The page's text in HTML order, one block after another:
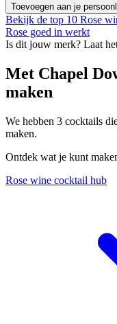
Toevoegen aan je
Bekijk de top 10 Rose
Rose goed in werkt
Is dit jouw merk? Laat
Met Chapel
maken
We hebben 3 cocktails
maken.
Ontdek wat je kunt
Rose wine cocktail hub